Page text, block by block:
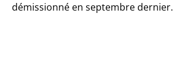
démissionné en septembre dernier.